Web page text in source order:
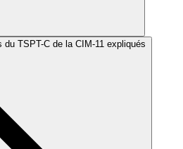
du TSPT-C de la CIM-11 expliqués